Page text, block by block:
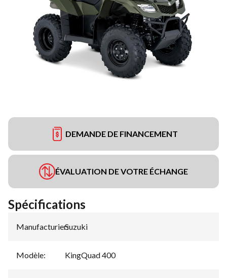
DEMANDE DE FINANCEMENT
ÉVALUATION DE VOTRE ÉCHANGE
Spécifications
Manufacturier:
Suzuki
Modèle: KingQuad 400